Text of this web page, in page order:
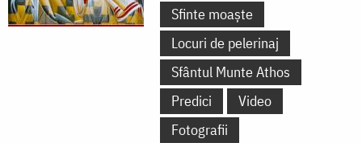
Sfinte moaște
Locuri de pelerinaj
Sfântul Munte Athos
Predici
Video
Fotografii